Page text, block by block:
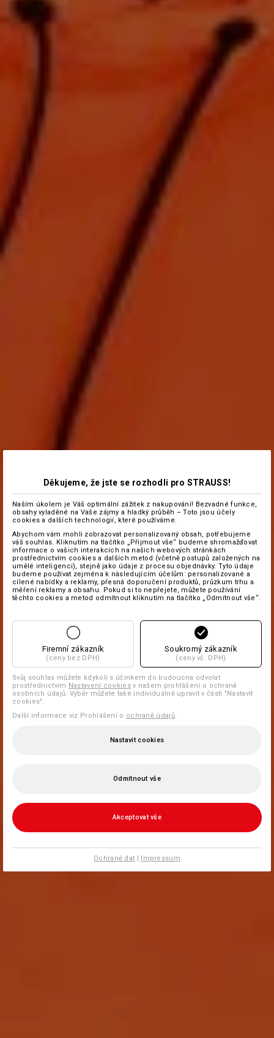
Děkujeme, že jste se rozhodli pro STRAUSS!
Naším úkolem je Váš optimální zážitek z nakupování! Bezvadné funkce,
obsahy vyladěné na Vaše zájmy a hladký průběh – Toto jsou účely
cookies a dalších technologií, které používáme.
Abychom vám mohli zobrazovat personalizovaný obsah, potřebujeme
váš souhlas. Kliknutím na tlačítko „Přijmout vše“ budeme shromažďovat
informace o vašich interakcích na našich webových stránkách
prostřednictvím cookies a dalších metod (včetně postupů založených na
umělé inteligenci), stejně jako údaje z procesu objednávky. Tyto údaje
budeme používat zejména k následujícím účelům: personalizované a
cílené nabídky a reklamy, přesná doporučení produktů, průzkum trhu a
měření reklamy a obsahu. Pokud si to nepřejete, můžete používání
těchto cookies a metod odmítnout kliknutím na tlačítko „Odmítnout vše“.
Firemní zákazník
(ceny bez DPH)
Soukromý zákazník
(ceny vč. DPH)
Svůj souhlas můžete kdykoli s účinkem do budoucna odvolat
prostřednictvím Nastavení cookiesv našem prohlášení o ochraně
osobních údajů. Výběr můžete také individuálně upravit v části "Nastavit
cookies".
Další informace viz Prohlášení o ochraně údajů.
Nastavit cookies
Odmítnout vše
Akceptovat vše
Ochraně dat | Impressum